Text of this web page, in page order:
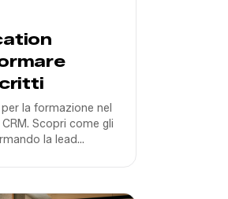
la formazione nel
Scopri come gli
la lead